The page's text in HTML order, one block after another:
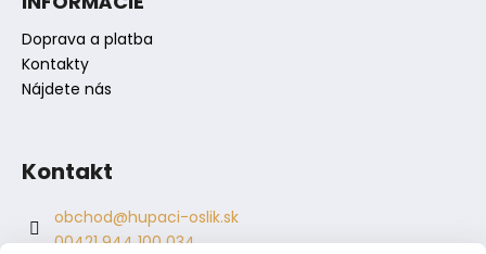
Doprava a platba
Kontakty
Nájdete nás
Kontakt
obchod@hupaci-oslik.sk
00421 944 100 034